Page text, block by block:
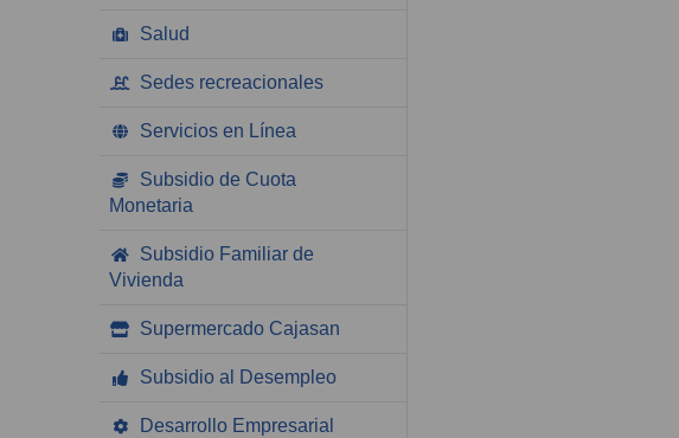
Salud
Sedes recreacionales
Servicios en Línea
Subsidio de Cuota
Monetaria
Subsidio Familiar de
Vivienda
Supermercado Cajasan
Subsidio al Desempleo
Desarrollo Empresarial